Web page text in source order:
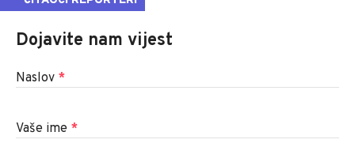
Dojavite nam vijest
Naslov *
Vaše ime *